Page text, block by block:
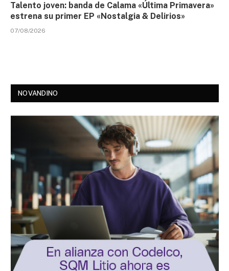
Talento joven: banda de Calama «Última Primavera»
estrena su primer EP «Nostalgia & Delirios»
07/08/2026
NOVANDINO